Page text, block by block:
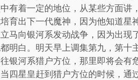
有着一定的地位，从某些方面
育出下一代魔神，因为他知道
马向银河系发动战争，因为出
明白。明天早上调集第九，第
银河系猎户方位，那里即将会
四星皇赶到猎户方位的时候，